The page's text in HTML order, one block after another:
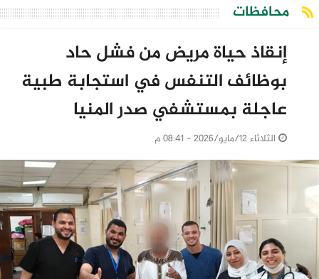
محافظات
إنقاذ حياة مريض من فشل حاد
بوظائف التنفس في استجابة طبية
عاجلة بمستشفي صدر المنيا
الثلاثاء 12/مايو/2026 - 08:41 م